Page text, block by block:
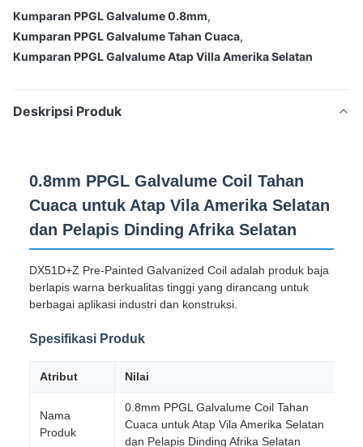
Kumparan PPGL Galvalume 0.8mm,
Kumparan PPGL Galvalume Tahan Cuaca,
Kumparan PPGL Galvalume Atap Villa Amerika Selatan
Deskripsi Produk
0.8mm PPGL Galvalume Coil Tahan
Cuaca untuk Atap Vila Amerika Selatan
dan Pelapis Dinding Afrika Selatan
DX51D+Z Pre-Painted Galvanized Coil adalah produk baja
berlapis warna berkualitas tinggi yang dirancang untuk
berbagai aplikasi industri dan konstruksi.
Spesifikasi Produk
Atribut Nilai
Nama
Produk
0.8mm PPGL Galvalume Coil Tahan
Cuaca untuk Atap Vila Amerika Selatan
dan Pelapis Dinding Afrika Selatan